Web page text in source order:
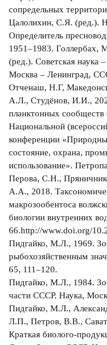
сопредельных
Цалолихин, С.Я. (ред.).
Определитель
1951–1983.
(ред.). Советская наука
Москва – Ленинград,
Отченаш, Н.Г,
А.Л., Студёнов, И.И.,
планктонных
Национальной
конференции
состояние, охрана,
использование».
Перова, С.Н.,
А.А., 2018.
макрозообентоса
биологии внутренних
66.http://www.doi.org/
Пидгайко, М.Л., 1969.
рыбохозяйственным
65, 111–120.
Пидгайко, М.Л., 1984.
части СССР. Наука,
Пидгайко, М.Л.,
Л.П., Петров, В.В.,
Краткая биолого-